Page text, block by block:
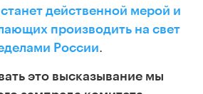
действенной мерой и
производить на свет
России
это высказывание мы